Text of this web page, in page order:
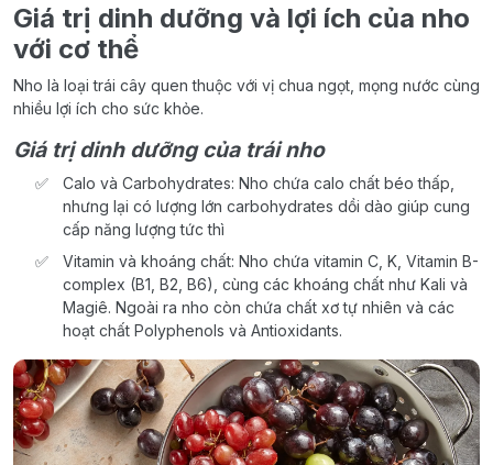
Giá trị dinh dưỡng và lợi ích của nho
với cơ thể
Nho là loại trái cây quen thuộc với vị chua ngọt, mọng nước cùng
nhiều lợi ích cho sức khỏe.
Giá trị dinh dưỡng của trái nho
Calo và Carbohydrates: Nho chứa calo chất béo thấp,
nhưng lại có lượng lớn carbohydrates dồi dào giúp cung
cấp năng lượng tức thì
Vitamin và khoáng chất: Nho chứa vitamin C, K, Vitamin B-
complex (B1, B2, B6), cùng các khoáng chất như Kali và
Magiê. Ngoài ra nho còn chứa chất xơ tự nhiên và các
hoạt chất Polyphenols và Antioxidants.